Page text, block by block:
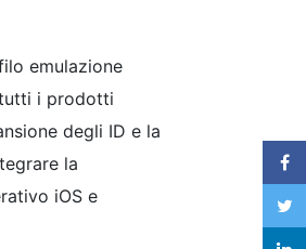
emulazione
i prodotti
degli ID e la
la
iOS e